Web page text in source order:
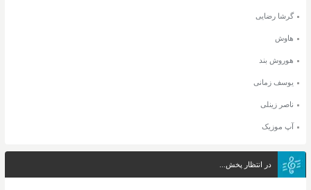
گرشا رضایی
هاوش
هوروش بند
یوسف زمانی
ناصر زینلی
آپ موزیک
در انتظار پخش...